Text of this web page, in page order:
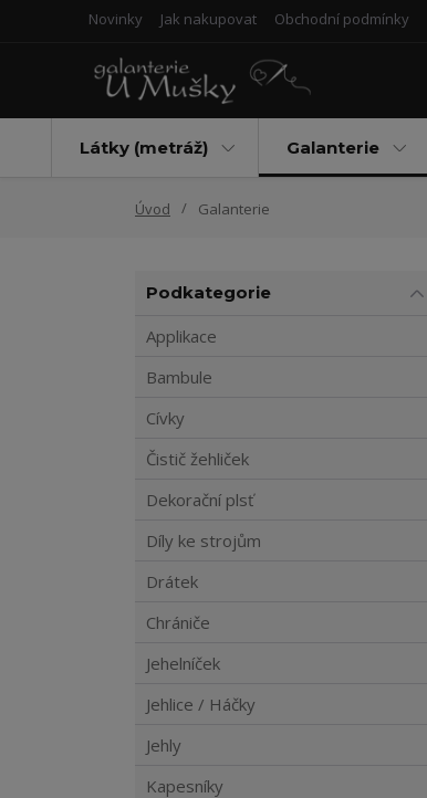
Novinky Jak nakupovat Obchodní podmínky
Látky (metráž) Galanterie
Úvod Galanterie
Podkategorie
Applikace
Bambule
Cívky
Čistič žehliček
Dekorační plsť
Díly ke strojům
Drátek
Chrániče
Jehelníček
Jehlice / Háčky
Jehly
Kapesníky